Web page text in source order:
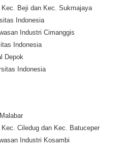
Beji dan Kec. Sukmajaya
Indonesia
Industri Cimanggis
Indonesia
Depok
Indonesia
Ciledug dan Kec. Batuceper
Industri Kosambi